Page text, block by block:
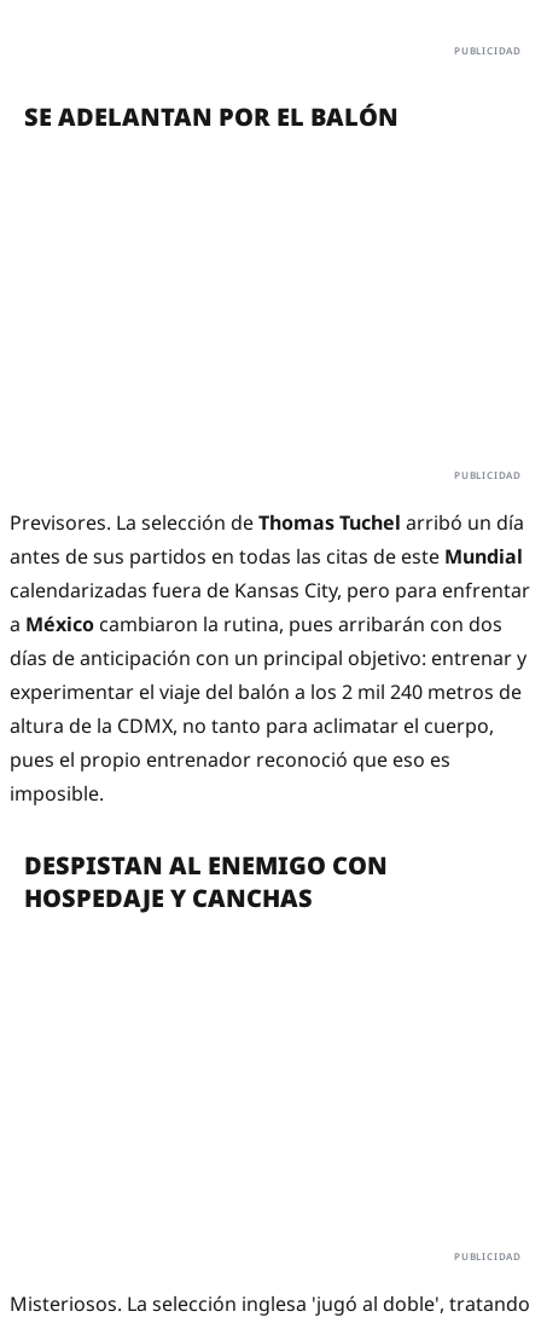
SE ADELANTAN POR EL BALÓN
Previsores. La selección deThomas Tuchel arribó un día
antes de sus partidos en todas las citas de este Mundial
calendarizadas fuera de Kansas City, pero para enfrentar
a México cambiaron la rutina, pues arribarán con dos
días de anticipación con un principal objetivo: entrenar y
experimentar el viaje del balón a los 2 mil 240 metros de
altura de la CDMX, no tanto para aclimatar el cuerpo,
pues el propio entrenador reconoció que eso es
imposible.
DESPISTAN AL ENEMIGO CON
HOSPEDAJE Y CANCHAS
Misteriosos. La selección inglesa 'jugó al doble', tratando